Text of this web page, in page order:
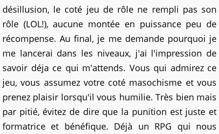
désillusion, le coté jeu de rôle ne rempli pas son
rôle (LOL!), aucune montée en puissance peu de
récompense. Au final, je me demande pourquoi je
me lancerai dans les niveaux, j'ai l'impression de
savoir déja ce qui m'attends. Vous qui admirez ce
jeu, vous assumez votre coté masochisme et vous
prenez plaisir lorsqu'il vous humilie. Très bien mais
par pitié, évitez de dire que la punition est juste et
formatrice et bénéfique. Déjà un RPG qui nous